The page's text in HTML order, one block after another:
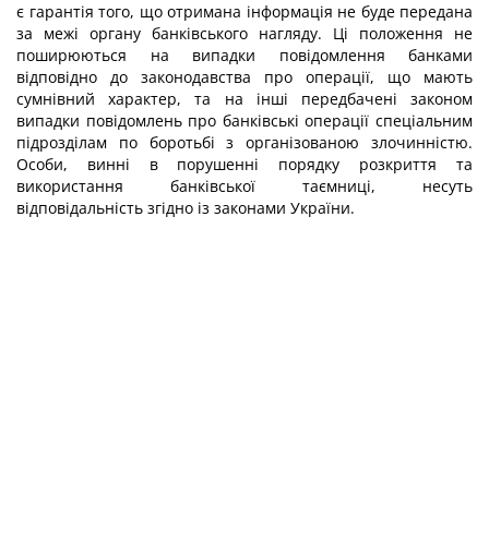
є гарантія того, що отримана інформація не буде передана
за межі органу банківського нагляду. Ці положення не
поширюються на випадки повідомлення банками
відповідно до законодавства про операції, що мають
сумнівний характер, та на інші передбачені законом
випадки повідомлень про банківські операції спеціальним
підрозділам по боротьбі з організованою злочинністю.
Особи, винні в порушенні порядку розкриття та
використання банківської таємниці, несуть
відповідальність згідно із законами України.